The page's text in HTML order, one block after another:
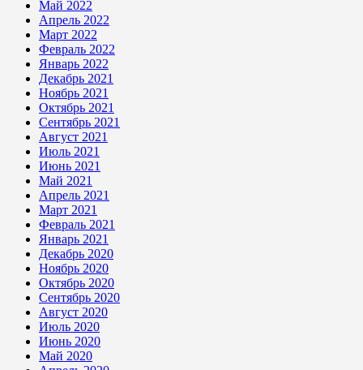
Май 2022
Апрель 2022
Март 2022
Февраль 2022
Январь 2022
Декабрь 2021
Ноябрь 2021
Октябрь 2021
Сентябрь 2021
Август 2021
Июль 2021
Июнь 2021
Май 2021
Апрель 2021
Март 2021
Февраль 2021
Январь 2021
Декабрь 2020
Ноябрь 2020
Октябрь 2020
Сентябрь 2020
Август 2020
Июль 2020
Июнь 2020
Май 2020